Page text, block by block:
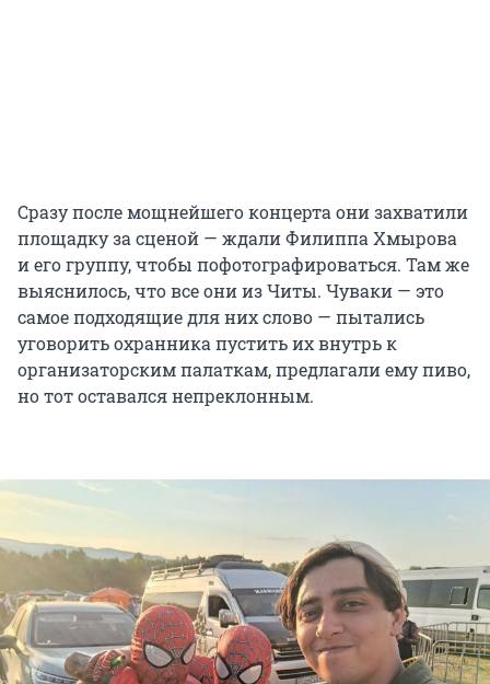
Сразу после мощнейшего концерта они захватили
площадку за сценой — ждали Филиппа Хмырова
и его группу, чтобы пофотографироваться. Там же
выяснилось, что все они из Читы. Чуваки — это
самое подходящие для них слово — пытались
уговорить охранника пустить их внутрь к
организаторским палаткам, предлагали ему пиво,
но тот оставался непреклонным.